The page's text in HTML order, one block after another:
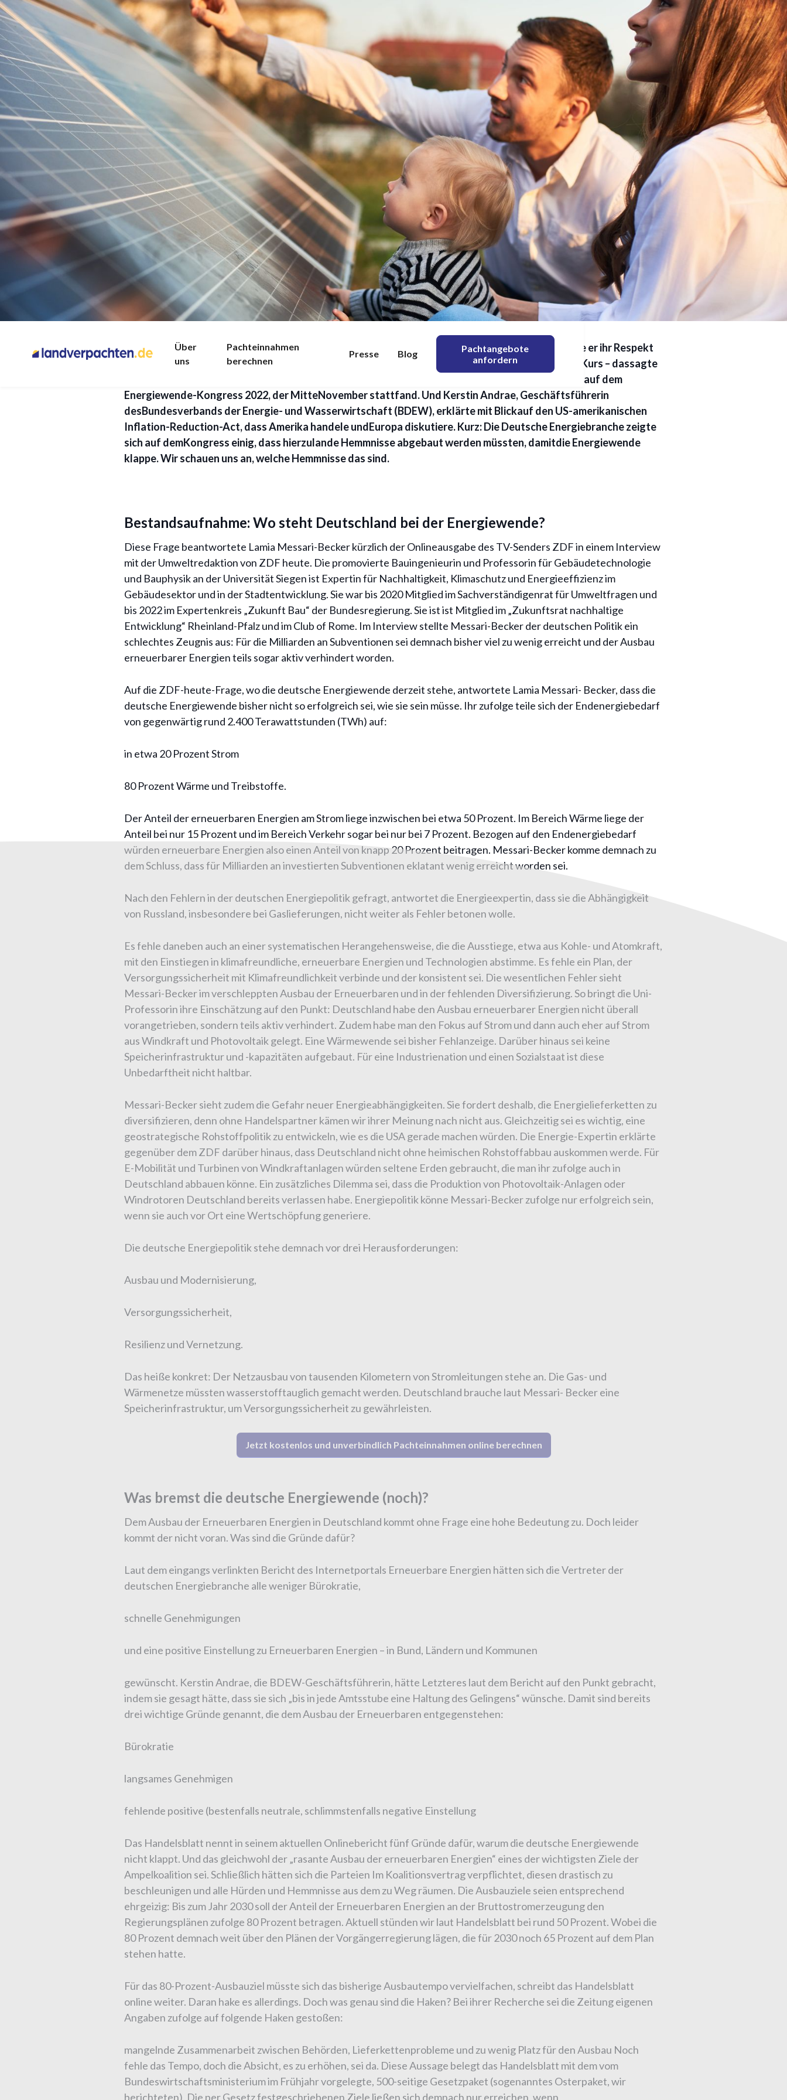
Über
uns
Pachteinnahmen
berechnen
Presse Blog
Pachtangebote
anfordern
Energiewende in DE: Gründe für den Verzug
6/12/2023
Deutschland habe eine Regierung, die ihre Klimaschutzziele unbedingterreichen wolle. Dafür zolle er ihr Respekt
und Anerkennung. Doch mit Zielenallein könne man das nicht erreichen. Wir wären noch nicht auf Kurs – dassagte
der Vorsitzende der Geschäftsführung der Deutschen Energieagentur(dena) Andreas Kuhlmann auf dem
Energiewende-Kongress 2022, der MitteNovember stattfand. Und Kerstin Andrae, Geschäftsführerin
desBundesverbands der Energie- und Wasserwirtschaft (BDEW), erklärte mit Blickauf den US-amerikanischen
Inflation-Reduction-Act, dass Amerika handele undEuropa diskutiere. Kurz: Die Deutsche Energiebranche zeigte
sich auf demKongress einig, dass hierzulande Hemmnisse abgebaut werden müssten, damitdie Energiewende
klappe. Wir schauen uns an, welche Hemmnisse das sind.
Bestandsaufnahme: Wo steht Deutschland bei der Energiewende?
Diese Frage beantwortete Lamia Messari-Becker kürzlich der Onlineausgabe des TV-Senders ZDF in einem Interview
mit der Umweltredaktion von ZDF heute. Die promovierte Bauingenieurin und Professorin für Gebäudetechnologie
und Bauphysik an der Universität Siegen ist Expertin für Nachhaltigkeit, Klimaschutz und Energieeffizienz im
Gebäudesektor und in der Stadtentwicklung. Sie war bis 2020 Mitglied im Sachverständigenrat für Umweltfragen und
bis 2022 im Expertenkreis „Zukunft Bau“ der Bundesregierung. Sie ist ist Mitglied im „Zukunftsrat nachhaltige
Entwicklung“ Rheinland-Pfalz und im Club of Rome. Im Interview stellte Messari-Becker der deutschen Politik ein
schlechtes Zeugnis aus: Für die Milliarden an Subventionen sei demnach bisher viel zu wenig erreicht und der Ausbau
erneuerbarer Energien teils sogar aktiv verhindert worden.
Auf die ZDF-heute-Frage, wo die deutsche Energiewende derzeit stehe, antwortete Lamia Messari- Becker, dass die
deutsche Energiewende bisher nicht so erfolgreich sei, wie sie sein müsse. Ihr zufolge teile sich der Endenergiebedarf
von gegenwärtig rund 2.400 Terawattstunden (TWh) auf:
in etwa 20 Prozent Strom
80 Prozent Wärme und Treibstoffe.
Der Anteil der erneuerbaren Energien am Strom liege inzwischen bei etwa 50 Prozent. Im Bereich Wärme liege der
Anteil bei nur 15 Prozent und im Bereich Verkehr sogar bei nur bei 7 Prozent. Bezogen auf den Endenergiebedarf
würden erneuerbare Energien also einen Anteil von knapp 20 Prozent beitragen. Messari-Becker komme demnach zu
dem Schluss, dass für Milliarden an investierten Subventionen eklatant wenig erreicht worden sei.
Nach den Fehlern in der deutschen Energiepolitik gefragt, antwortet die Energieexpertin, dass sie die Abhängigkeit
von Russland, insbesondere bei Gaslieferungen, nicht weiter als Fehler betonen wolle.
Es fehle daneben auch an einer systematischen Herangehensweise, die die Ausstiege, etwa aus Kohle- und Atomkraft,
mit den Einstiegen in klimafreundliche, erneuerbare Energien und Technologien abstimme. Es fehle ein Plan, der
Versorgungssicherheit mit Klimafreundlichkeit verbinde und der konsistent sei. Die wesentlichen Fehler sieht
Messari-Becker im verschleppten Ausbau der Erneuerbaren und in der fehlenden Diversifizierung. So bringt die Uni-
Professorin ihre Einschätzung auf den Punkt: Deutschland habe den Ausbau erneuerbarer Energien nicht überall
vorangetrieben, sondern teils aktiv verhindert. Zudem habe man den Fokus auf Strom und dann auch eher auf Strom
aus Windkraft und Photovoltaik gelegt. Eine Wärmewende sei bisher Fehlanzeige. Darüber hinaus sei keine
Speicherinfrastruktur und -kapazitäten aufgebaut. Für eine Industrienation und einen Sozialstaat ist diese
Unbedarftheit nicht haltbar.
Messari-Becker sieht zudem die Gefahr neuer Energieabhängigkeiten. Sie fordert deshalb, die Energielieferketten zu
diversifizieren, denn ohne Handelspartner kämen wir ihrer Meinung nach nicht aus. Gleichzeitig sei es wichtig, eine
geostrategische Rohstoffpolitik zu entwickeln, wie es die USA gerade machen würden. Die Energie-Expertin erklärte
gegenüber dem ZDF darüber hinaus, dass Deutschland nicht ohne heimischen Rohstoffabbau auskommen werde. Für
E-Mobilität und Turbinen von Windkraftanlagen würden seltene Erden gebraucht, die man ihr zufolge auch in
Deutschland abbauen könne. Ein zusätzliches Dilemma sei, dass die Produktion von Photovoltaik-Anlagen oder
Windrotoren Deutschland bereits verlassen habe. Energiepolitik könne Messari-Becker zufolge nur erfolgreich sein,
wenn sie auch vor Ort eine Wertschöpfung generiere.
Die deutsche Energiepolitik stehe demnach vor drei Herausforderungen:
Ausbau und Modernisierung,
Versorgungssicherheit,
Resilienz und Vernetzung.
Das heiße konkret: Der Netzausbau von tausenden Kilometern von Stromleitungen stehe an. Die Gas- und
Wärmenetze müssten wasserstofftauglich gemacht werden. Deutschland brauche laut Messari- Becker eine
Speicherinfrastruktur, um Versorgungssicherheit zu gewährleisten.
Jetzt kostenlos und unverbindlich Pachteinnahmen online berechnen
Was bremst die deutsche Energiewende (noch)?
Dem Ausbau der Erneuerbaren Energien in Deutschland kommt ohne Frage eine hohe Bedeutung zu. Doch leider
kommt der nicht voran. Was sind die Gründe dafür?
Laut dem eingangs verlinkten Bericht des Internetportals Erneuerbare Energien hätten sich die Vertreter der
deutschen Energiebranche alle weniger Bürokratie,
schnelle Genehmigungen
und eine positive Einstellung zu Erneuerbaren Energien – in Bund, Ländern und Kommunen
gewünscht. Kerstin Andrae, die BDEW-Geschäftsführerin, hätte Letzteres laut dem Bericht auf den Punkt gebracht,
indem sie gesagt hätte, dass sie sich „bis in jede Amtsstube eine Haltung des Gelingens“ wünsche. Damit sind bereits
drei wichtige Gründe genannt, die dem Ausbau der Erneuerbaren entgegenstehen:
Bürokratie
langsames Genehmigen
fehlende positive (bestenfalls neutrale, schlimmstenfalls negative Einstellung
Das Handelsblatt nennt in seinem aktuellen Onlinebericht fünf Gründe dafür, warum die deutsche Energiewende
nicht klappt. Und das gleichwohl der „rasante Ausbau der erneuerbaren Energien“ eines der wichtigsten Ziele der
Ampelkoalition sei. Schließlich hätten sich die Parteien Im Koalitionsvertrag verpflichtet, diesen drastisch zu
beschleunigen und alle Hürden und Hemmnisse aus dem zu Weg räumen. Die Ausbauziele seien entsprechend
ehrgeizig: Bis zum Jahr 2030 soll der Anteil der Erneuerbaren Energien an der Bruttostromerzeugung den
Regierungsplänen zufolge 80 Prozent betragen. Aktuell stünden wir laut Handelsblatt bei rund 50 Prozent. Wobei die
80 Prozent demnach weit über den Plänen der Vorgängerregierung lägen, die für 2030 noch 65 Prozent auf dem Plan
stehen hatte.
Für das 80-Prozent-Ausbauziel müsste sich das bisherige Ausbautempo vervielfachen, schreibt das Handelsblatt
online weiter. Daran hake es allerdings. Doch was genau sind die Haken? Bei ihrer Recherche sei die Zeitung eigenen
Angaben zufolge auf folgende Haken gestoßen:
mangelnde Zusammenarbeit zwischen Behörden, Lieferkettenprobleme und zu wenig Platz für den Ausbau Noch
fehle das Tempo, doch die Absicht, es zu erhöhen, sei da. Diese Aussage belegt das Handelsblatt mit dem vom
Bundeswirtschaftsministerium im Frühjahr vorgelegte, 500-seitige Gesetzpaket (sogenanntes Osterpaket, wir
berichteten). Die per Gesetz festgeschriebenen Ziele ließen sich demnach nur erreichen, wenn